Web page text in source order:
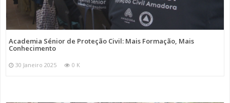
Academia Sénior de Proteção Civil: Mais Formação, Mais
Conhecimento
30 Janeiro 2025 0 K